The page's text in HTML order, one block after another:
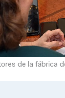
de la fábrica